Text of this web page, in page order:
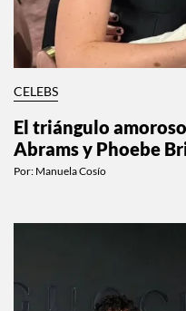
CELEBS
El triángulo
Abrams y Phoebe
Por: Manuela Cosío